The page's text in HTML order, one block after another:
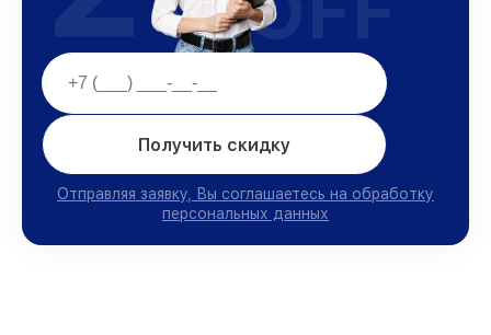
Получить скидку
Отправляя заявку, Вы соглашаетесь на обработку
персональных данных